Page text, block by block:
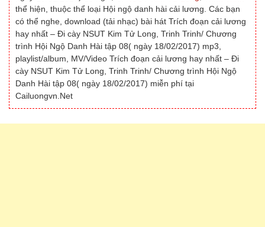
thể hiện, thuộc thể loại Hội ngộ danh hài cải lương. Các bạn
có thể nghe, download (tải nhạc) bài hát Trích đoạn cải lương
hay nhất – Đi cày NSUT Kim Tử Long, Trinh Trinh/ Chương
trình Hội Ngộ Danh Hài tập 08( ngày 18/02/2017) mp3,
playlist/album, MV/Video Trích đoạn cải lương hay nhất – Đi
cày NSUT Kim Tử Long, Trinh Trinh/ Chương trình Hội Ngộ
Danh Hài tập 08( ngày 18/02/2017) miễn phí tại
Cailuongvn.Net